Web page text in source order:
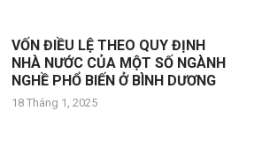
VỐN ĐIỀU LỆ THEO QUY ĐỊNH
NHÀ NƯỚC CỦA MỘT SỐ NGÀNH
NGHỀ PHỔ BIẾN Ở BÌNH DƯƠNG
18 Tháng 1, 2025